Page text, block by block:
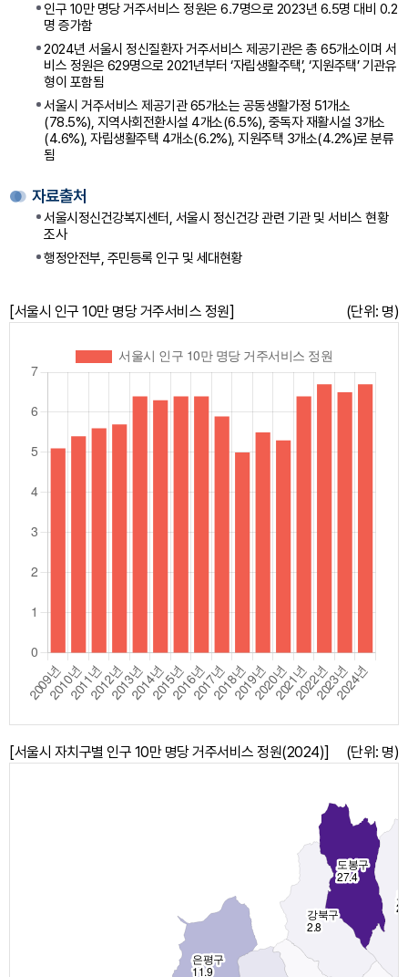
인구 10만 명당 거주서비스 정원은 6.7명으로 2023년 6.5명 대비 0.2
명 증가함
2024년 서울시 정신질환자 거주서비스 제공기관은 총 65개소이며 서
비스 정원은 629명으로 2021년부터 ‘자립생활주택’, ‘지원주택’ 기관유
형이 포함됨
서울시 거주서비스 제공기관 65개소는 공동생활가정 51개소
(78.5%), 지역사회전환시설 4개소(6.5%), 중독자 재활시설 3개소
(4.6%), 자립생활주택 4개소(6.2%), 지원주택 3개소(4.2%)로 분류
됨
자료출처
서울시정신건강복지센터, 서울시 정신건강 관련 기관 및 서비스 현황
조사
행정안전부, 주민등록 인구 및 세대현황
[서울시 인구 10만 명당 거주서비스 정원] (단위: 명)
[서울시 자치구별 인구 10만 명당 거주서비스 정원(2024)] (단위: 명)